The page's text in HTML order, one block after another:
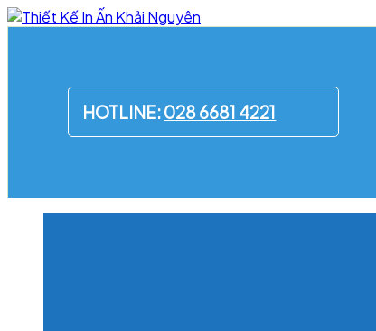
Skip
HOTLINE:028 6681 4221